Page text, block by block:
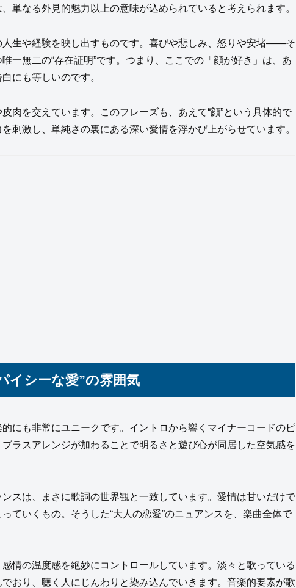
単なる外見的魅力以上の意味が込められていると考えられます。
人生や経験を映し出すものです。喜びや悲しみ、怒りや安堵——そ
一無二の“存在証明”です。つまり、ここでの「顔が好き」は、あ
にも等しいのです。
肉を交えています。このフレーズも、あえて“顔”という具体的で
刺激し、単純さの裏にある深い愛情を浮かび上がらせています。
イシーな愛”の雰囲気
にも非常にユニークです。イントロから響くマイナーコードのピ
ラスアレンジが加わることで明るさと遊び心が同居した空気感を
スは、まさに歌詞の世界観と一致しています。愛情は甘いだけで
ていくもの。そうした“大人の恋愛”のニュアンスを、楽曲全体で
情の温度感を絶妙にコントロールしています。淡々と歌っている
おり、聴く人にじんわりと染み込んでいきます。音楽的要素が歌